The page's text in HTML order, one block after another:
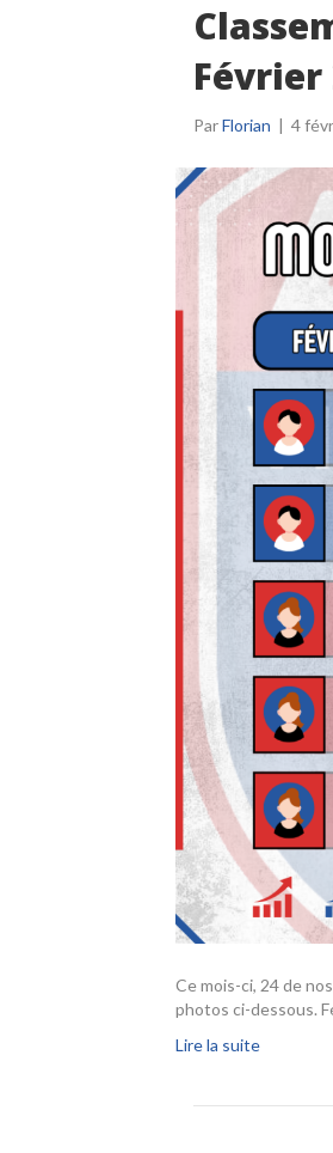
Février
ParFlorian | 4
Ce mois-ci, 24 de
photos ci-dessous.
Lire la suite